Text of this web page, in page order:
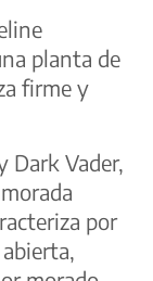
planta de
firme y
Vader,
por